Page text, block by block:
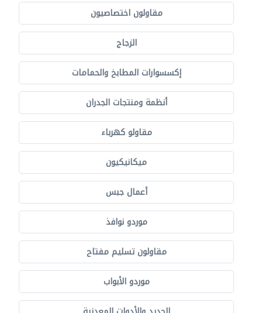
مقاولون اختصاصيون
الزجاج
إكسسوارات المطابخ والحمامات
أنظمة ومنتجات الجدران
مقاولو كهرباء
ميكانيكيون
أعمال جبس
موردو نوافذ
مقاولون تسليم مفتاح
موردو الأبواب